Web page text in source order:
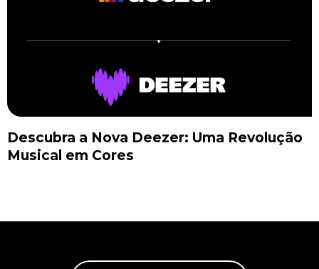
Descubra a Nova Deezer: Uma Revolução
Musical em Cores